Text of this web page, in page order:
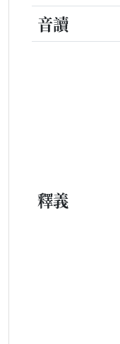
音讀
釋義